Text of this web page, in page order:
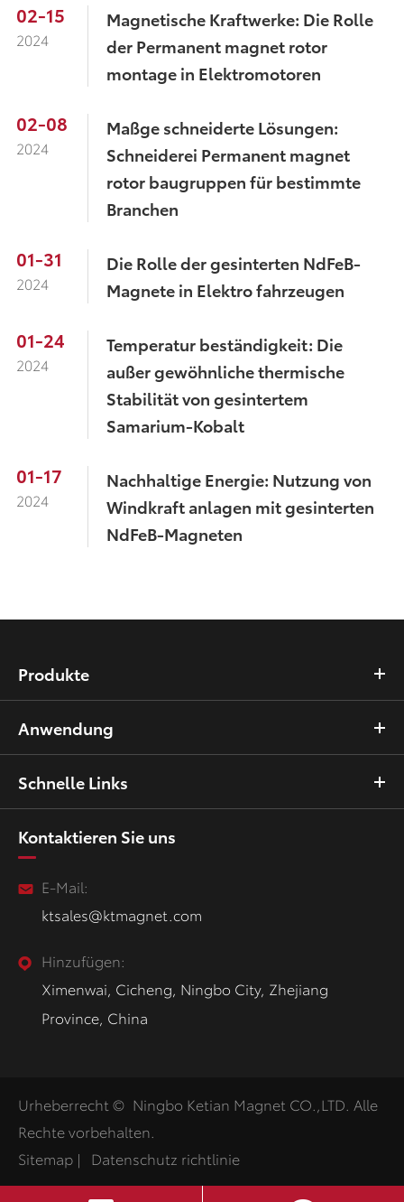
02-15
2024
Magnetische Kraftwerke: Die Rolle
der Permanent magnet rotor
montage in Elektromotoren
02-08
2024
Maßge schneiderte Lösungen:
Schneiderei Permanent magnet
rotor baugruppen für bestimmte
Branchen
01-31
2024
Die Rolle der gesinterten NdFeB-
Magnete in Elektro fahrzeugen
01-24
2024
Temperatur beständigkeit: Die
außer gewöhnliche thermische
Stabilität von gesintertem
Samarium-Kobalt
01-17
2024
Nachhaltige Energie: Nutzung von
Windkraft anlagen mit gesinterten
NdFeB-Magneten
Produkte
Anwendung
Schnelle Links
Kontaktieren Sie uns
E-Mail:
ktsales@ktmagnet.com
Hinzufügen:
Ximenwai, Cicheng, Ningbo City, Zhejiang
Province, China
Urheberrecht © Ningbo Ketian Magnet CO.,LTD. Alle
Rechte vorbehalten.
Sitemap | Datenschutz richtlinie